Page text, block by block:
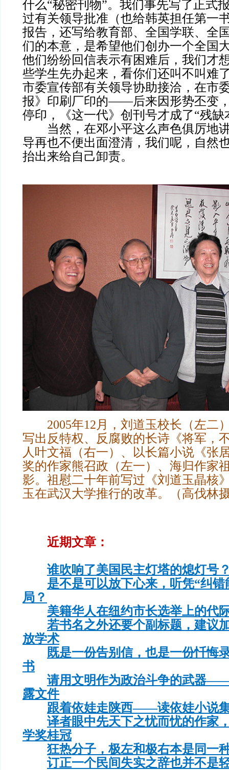
什么“秘密刊物”。我们事先写了正式
过有关领导批准（也给韩英担任第一
报告，还写给教育部、全国学联、全
们的本意，是希望他们创办一个全国
他们纷纷回信表示有困难后，我们才
些学生先办起来，看你们还叫不叫难
市委宣传部有关领导协助接洽，在市
报》印刷厂印的——后来因形势丕变
停印，《这一代》创刊号才成了“残缺
当然，在邓小平这么声色俱厉地
导再也不便出面澄清，我们呢，自然
抬出来给自己卸责。
2005年12月，刘道玉校长（左二
写出反特权、反腐败的长诗《将军，
人叶文福（右一）、以长篇小说《张
奖的作家熊召政（左一）、海归作家
影。祖慰二十年前写过《刘道玉晶核
玉在武汉大学推行的改革。（高伐林
近期文章：
谁吹响了美国民主灯塔的熄灯号
是不是可以放下心来，听凭“纠
局？
美籍华人在纽约市长选举上的代
若书名之外还要个副标题，建议
放学术
既是一份告别信，也是一份忏悔
书
请用文明作为政治斗争的武器
露文件
跟着依娃走陕西——读依娃小说
译者眼中先天下之忧而忧的作家
学奖桂冠
狂热分子，极左和极右本是同一
订正一个民间失实之辞也并不是